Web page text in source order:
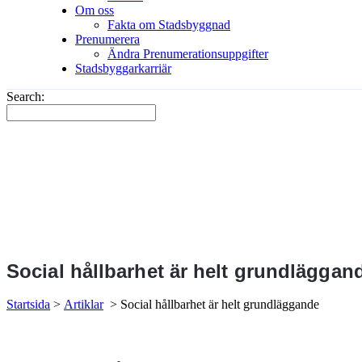
Om oss
Fakta om Stadsbyggnad
Prenumerera
Ändra Prenumerationsuppgifter
Stadsbyggarkarriär
Search:
Social hållbarhet är helt
Startsida > Artiklar > Social hållbarhet är helt grundläggande